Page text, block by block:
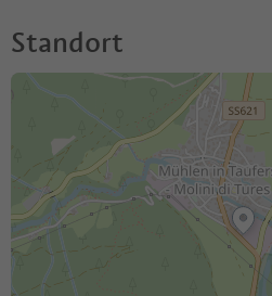
Standort